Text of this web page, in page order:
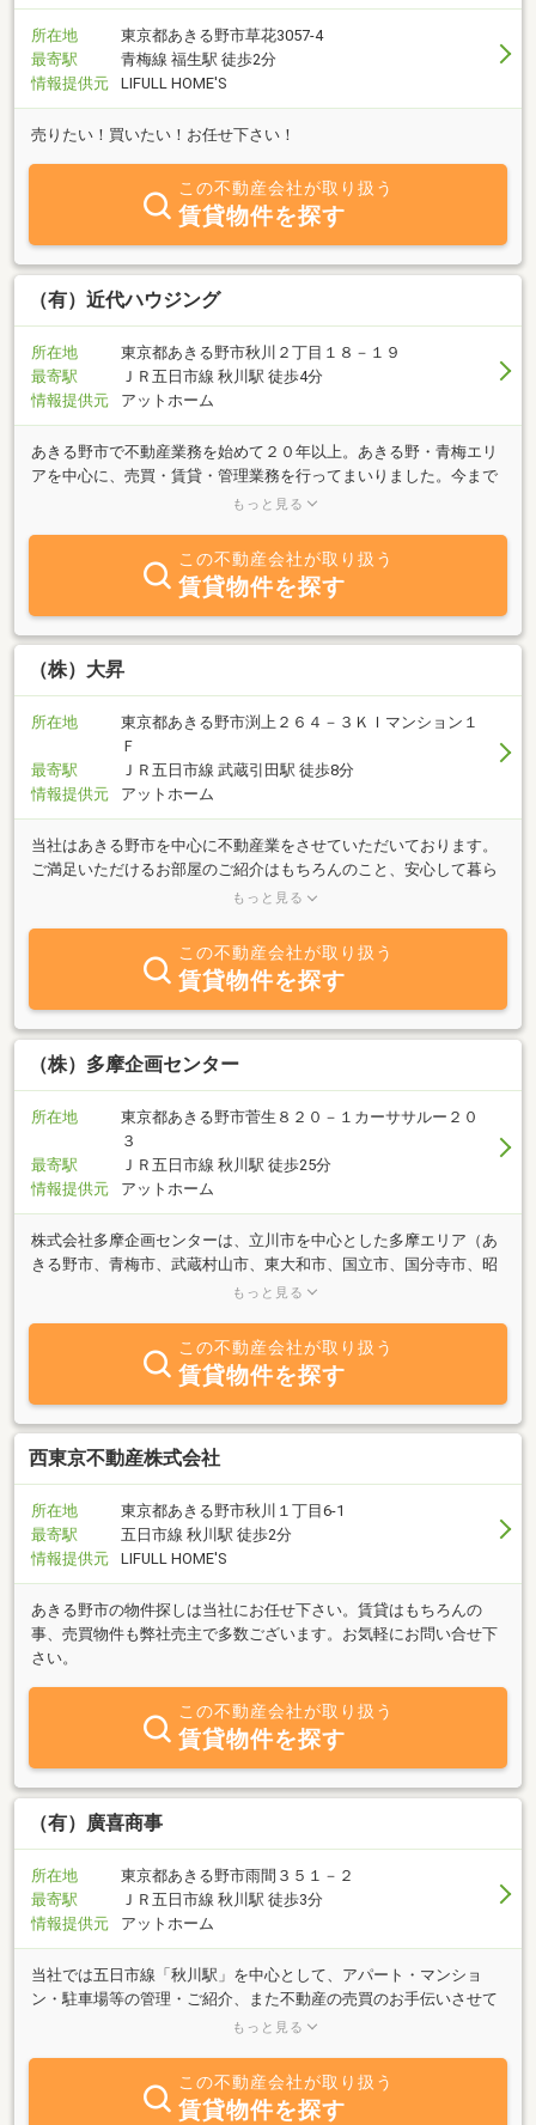
所在地
東京都あきる野市草花3057-4
最寄駅
青梅線 福生駅 徒歩2分
情報提供元
LIFULL HOME'S
売りたい！買いたい！お任せ下さい！
この不動産会社が取り扱う
賃貸物件を探す
（有）近代ハウジング
所在地
東京都あきる野市秋川２丁目１８－１９
最寄駅
ＪＲ五日市線 秋川駅 徒歩4分
情報提供元
アットホーム
あきる野市で不動産業務を始めて２０年以上。あきる野・青梅エリ
アを中心に、売買・賃貸・管理業務を行ってまいりました。今まで
も、これからもお客様ひとりひとりとのつながりを大切にして、営
ひ一度ご相談ください。ＪＲ五日市線「秋川」徒歩４分。ご来店心
よりお待ちしております。
もっと見る
この不動産会社が取り扱う
賃貸物件を探す
（株）大昇
所在地
東京都あきる野市渕上２６４－３ＫＩマンション１
Ｆ
最寄駅
ＪＲ五日市線 武蔵引田駅 徒歩8分
情報提供元
アットホーム
当社はあきる野市を中心に不動産業をさせていただいております。
ご満足いただけるお部屋のご紹介はもちろんのこと、安心して暮ら
していただける様、入居後のフォローにも全力を注いでおります。
屋探しをお手伝い致します。不動産のことなら地域密着型、実績２
０余年の当社へ是非ご相談下さい。
もっと見る
この不動産会社が取り扱う
賃貸物件を探す
（株）多摩企画センター
所在地
東京都あきる野市菅生８２０－１カーササルー２０
３
最寄駅
ＪＲ五日市線 秋川駅 徒歩25分
情報提供元
アットホーム
株式会社多摩企画センターは、立川市を中心とした多摩エリア（あ
きる野市、青梅市、武蔵村山市、東大和市、国立市、国分寺市、昭
島市、小金井市など）の宅地分譲や一戸建て分譲住宅の販売や仲介
社でございます。お気軽にお問い合わせくださいませ。
もっと見る
この不動産会社が取り扱う
賃貸物件を探す
西東京不動産株式会社
所在地
東京都あきる野市秋川１丁目6-1
最寄駅
五日市線 秋川駅 徒歩2分
情報提供元
LIFULL HOME'S
あきる野市の物件探しは当社にお任せ下さい。賃貸はもちろんの
事、売買物件も弊社売主で多数ございます。お気軽にお問い合せ下
さい。
この不動産会社が取り扱う
賃貸物件を探す
（有）廣喜商事
所在地
東京都あきる野市雨間３５１－２
最寄駅
ＪＲ五日市線 秋川駅 徒歩3分
情報提供元
アットホーム
当社では五日市線「秋川駅」を中心として、アパート・マンショ
ン・駐車場等の管理・ご紹介、また不動産の売買のお手伝いさせて
頂いている地元の会社です。積和不動産のＭＡＳＴの取次店になっ
もっと見る
この不動産会社が取り扱う
賃貸物件を探す